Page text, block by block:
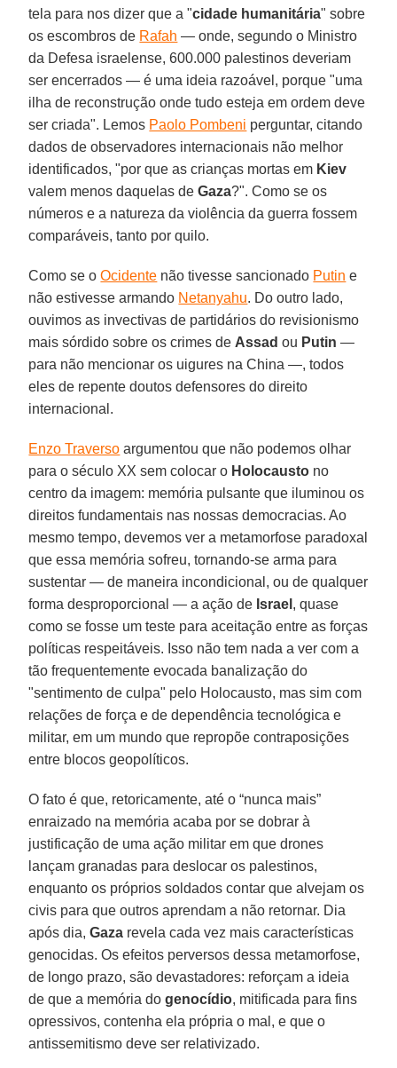
tela para nos dizer que a "cidade humanitária" sobre
os escombros de Rafah — onde, segundo o Ministro
da Defesa israelense, 600.000 palestinos deveriam
ser encerrados — é uma ideia razoável, porque "uma
ilha de reconstrução onde tudo esteja em ordem deve
ser criada". Lemos Paolo Pombeni perguntar, citando
dados de observadores internacionais não melhor
identificados, "por que as crianças mortas em Kiev
valem menos daquelas deGaza?". Como se os
números e a natureza da violência da guerra fossem
comparáveis, tanto por quilo.
Como se oOcidente não tivesse sancionado Putin e
não estivesse armando Netanyahu. Do outro lado,
ouvimos as invectivas de partidários do revisionismo
mais sórdido sobre os crimes de Assad ou Putin —
para não mencionar os uigures na China —, todos
eles de repente doutos defensores do direito
internacional.
Enzo Traverso argumentou que não podemos olhar
para o século XX sem colocar o Holocausto no
centro da imagem: memória pulsante que iluminou os
direitos fundamentais nas nossas democracias. Ao
mesmo tempo, devemos ver a metamorfose paradoxal
que essa memória sofreu, tornando-se arma para
sustentar — de maneira incondicional, ou de qualquer
forma desproporcional — a ação de Israel , quase
como se fosse um teste para aceitação entre as forças
políticas respeitáveis. Isso não tem nada a ver com a
tão frequentemente evocada banalização do
"sentimento de culpa" pelo Holocausto, mas sim com
relações de força e de dependência tecnológica e
militar, em um mundo que repropõe contraposições
entre blocos geopolíticos.
O fato é que, retoricamente, até o “nunca mais”
enraizado na memória acaba por se dobrar à
justificação de uma ação militar em que drones
lançam granadas para deslocar os palestinos,
enquanto os próprios soldados contar que alvejam os
civis para que outros aprendam a não retornar. Dia
após dia,Gaza revela cada vez mais características
genocidas. Os efeitos perversos dessa metamorfose,
de longo prazo, são devastadores: reforçam a ideia
de que a memória dogenocídio, mitificada para fins
opressivos, contenha ela própria o mal, e que o
antissemitismo deve ser relativizado.